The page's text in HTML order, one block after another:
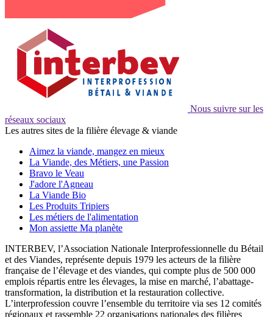
Nous suivre sur les
réseaux sociaux
Les autres sites de la filière élevage & viande
Aimez la viande, mangez en mieux
La Viande, des Métiers, une Passion
Bravo le Veau
J'adore l'Agneau
La Viande Bio
Les Produits Tripiers
Les métiers de l'alimentation
Mon assiette Ma planète
INTERBEV, l’Association Nationale Interprofessionnelle du Bétail
et des Viandes, représente depuis 1979 les acteurs de la filière
française de l’élevage et des viandes, qui compte plus de 500 000
emplois répartis entre les élevages, la mise en marché, l’abattage-
transformation, la distribution et la restauration collective.
L’interprofession couvre l’ensemble du territoire via ses 12 comités
régionaux et rassemble 22 organisations nationales des filières